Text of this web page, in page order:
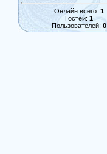
Онлайн всего: 1
Гостей: 1
Пользователей: 0